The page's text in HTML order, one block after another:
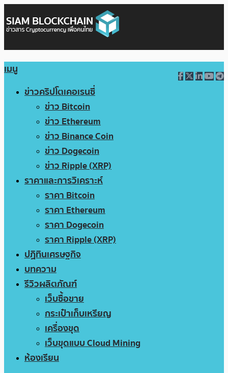
เมนู
ข่าวคริปโตเคอเรนซี่
ข่าว Bitcoin
ข่าว Ethereum
ข่าว Binance Coin
ข่าว Dogecoin
ข่าว Ripple (XRP)
ราคาและการวิเคราะห์
ราคา Bitcoin
ราคา Ethereum
ราคา Dogecoin
ราคา Ripple (XRP)
ปฏิทินเศรษฐกิจ
บทความ
รีวิวผลิตภัณฑ์
เว็บซื้อขาย
กระเป๋าเก็บเหรียญ
เครื่องขุด
เว็บขุดแบบ Cloud Mining
ห้องเรียน